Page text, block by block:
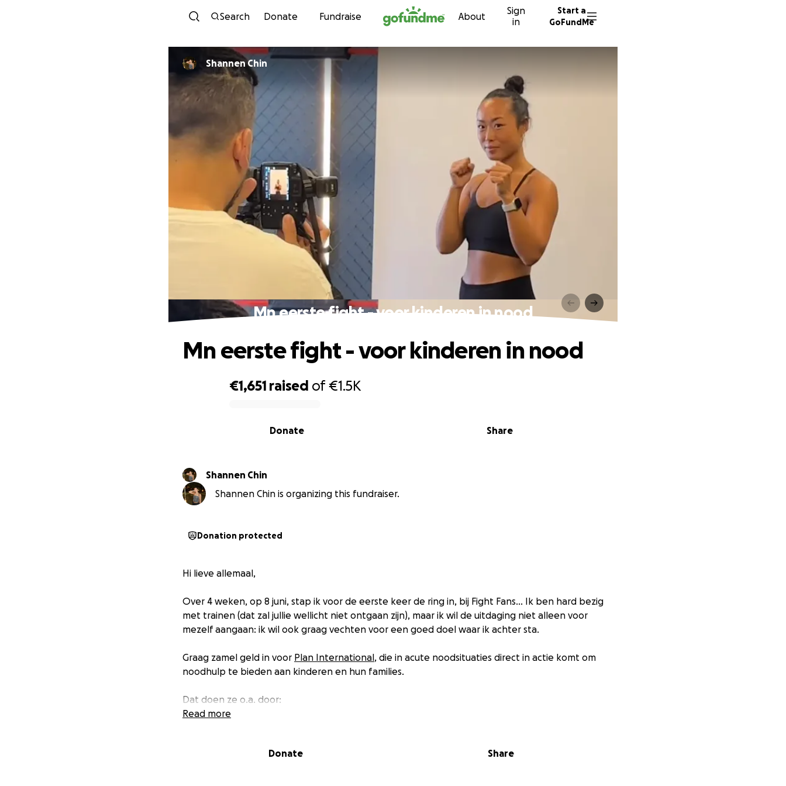
Skip to content
Search Donate Fundraise About
Sign
in
Start a
GoFundMe
Shannen Chin
Mn eerste fight - voor kinderen in nood
€1,651 raised of€1.5K
Share
Donate
Mn eerste fight - voor kinderen in nood
Shannen Chin
Shannen Chin is organizing this fundraiser.
Donation protected
Hi lieve allemaal,
Over 4 weken, op 8 juni, stap ik voor de eerste keer de ring in, bij Fight Fans… Ik ben hard bezig
met trainen (dat zal jullie wellicht niet ontgaan zijn), maar ik wil de uitdaging niet alleen voor
mezelf aangaan: ik wil ook graag vechten voor een goed doel waar ik achter sta.
Graag zamel geld in voor Plan International, die in acute noodsituaties direct in actie komt om
noodhulp te bieden aan kinderen en hun families.
Dat doen ze o.a. door:
Read more
Donate Share